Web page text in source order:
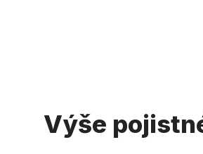
Výše